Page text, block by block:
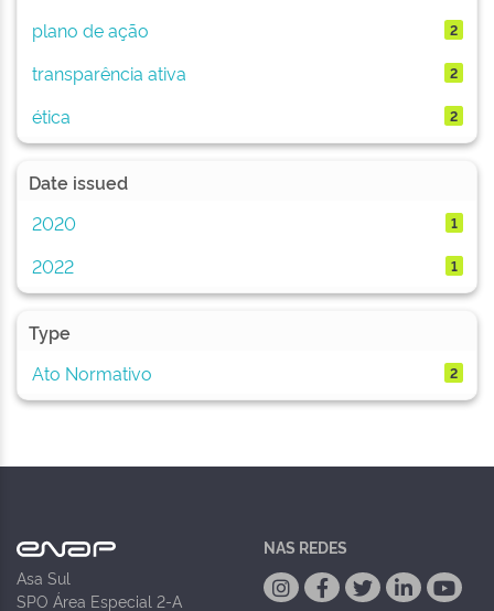
plano de ação 2
transparência ativa 2
ética 2
Date issued
2020
1
2022 1
Type
Ato Normativo
2
Asa Sul
SPO Área Especial 2-A
NAS REDES